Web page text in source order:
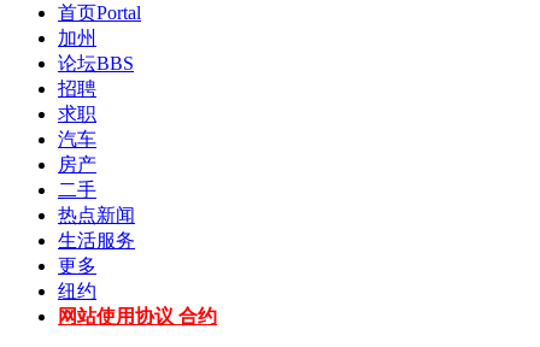
首页Portal
加州
论坛BBS
招聘
求职
汽车
房产
二手
热点新闻
生活服务
更多
纽约
网站使用协议 合约